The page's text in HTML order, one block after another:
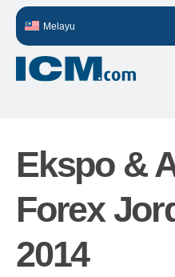
Melayu
Ekspo &
Forex
2014